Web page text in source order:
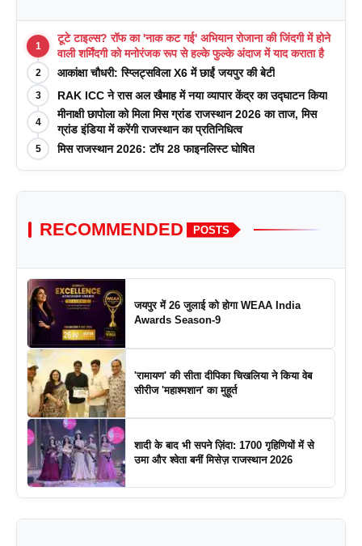
1
टूटे टाइल्स? रॉफ का 'नाक कट गई' अभियान रोजाना की जिंदगी में होने
वाली शर्मिंदगी को मनोरंजक रूप से हल्के फुल्के अंदाज में याद कराता है
2 आकांक्षा चौधरी: स्प्लिट्सविला X6 में छाईं जयपुर की बेटी
3 RAK ICC ने रास अल खैमाह में नया व्यापार केंद्र का उद्घाटन किया
4
मीनाक्षी छापोला को मिला मिस ग्रांड राजस्थान 2026 का ताज, मिस
ग्रांड इंडिया में करेंगी राजस्थान का प्रतिनिधित्व
5 मिस राजस्थान 2026: टॉप 28 फाइनलिस्ट घोषित
RECOMMENDED POSTS
जयपुर में 26 जुलाई को होगा WEAA India
Awards Season-9
'रामायण' की सीता दीपिका चिखलिया ने किया वेब
सीरीज 'महाश्मशान' का मुहूर्त
शादी के बाद भी सपने ज़िंदा: 1700 गृहिणियों में से
उमा और श्वेता बनीं मिसेज़ राजस्थान 2026